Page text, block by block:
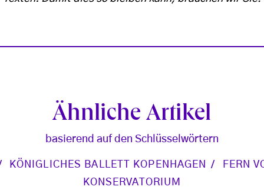
Ähnliche Artikel
basierend auf den Schlüsselwörtern
KÖNIGLICHES BALLETT KOPENHAGEN
FERN
KONSERVATORIUM